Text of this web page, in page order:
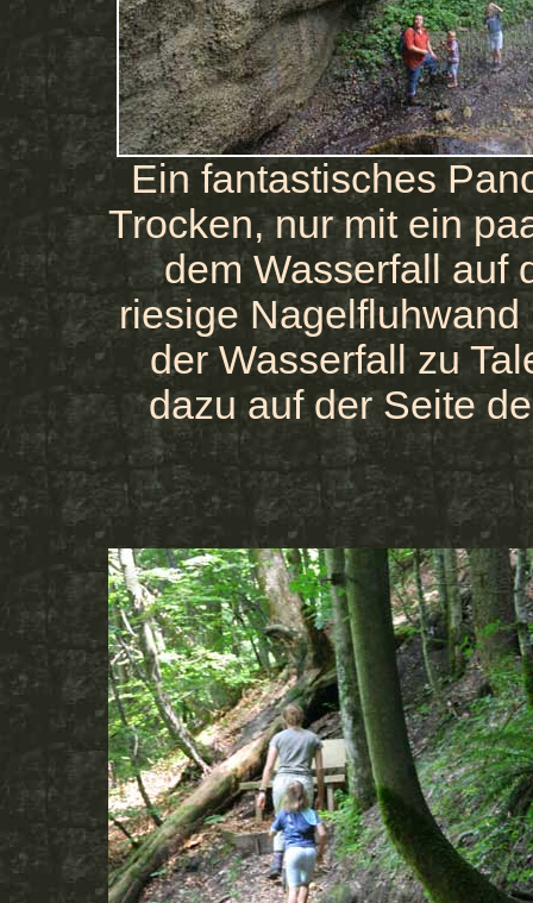
Ein fantastisches
Trocken, nur mit ein
dem Wasserfall auf
riesige
der Wasserfall zu
dazu auf der Seite